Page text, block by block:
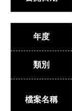
年度
類別
檔案名稱